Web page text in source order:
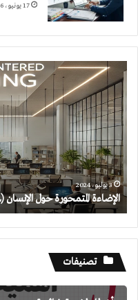
17 يونيو، 2026
الإضاءة
المتمحورة
حول
الإنسان
(HCL)
Human
Centric
Lighting
3 يوليو، 2024
الإضاءة المتمحورة حول الإنسان (HCL) Human Centric Lighting
تصنيفات